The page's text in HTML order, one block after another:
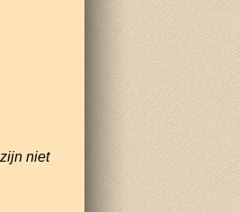
niet